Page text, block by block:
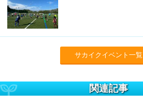
サカイクイベント一覧
関連記事